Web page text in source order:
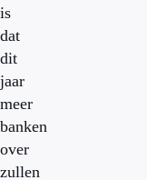
is
dat
dit
jaar
meer
banken
over
zullen